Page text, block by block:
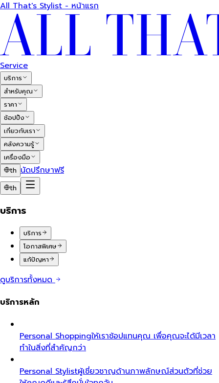
All That's Stylist - หน้าแรก
Service
บริการ
สำหรับคุณ
ราคา
ช้อปปิ้ง
เกี่ยวกับเรา
คลังความรู้
เครื่องมือ
th นัดปรึกษาฟรี
th
บริการ
บริการ
โอกาสพิเศษ
แก้ปัญหา
ดูบริการทั้งหมด
บริการหลัก
Personal Shoppingให้เราช้อปแทนคุณ เพื่อคุณจะได้มีเวลา
ทำในสิ่งที่สำคัญกว่า
Personal Stylistผู้เชี่ยวชาญด้านภาพลักษณ์ส่วนตัวที่ช่วย